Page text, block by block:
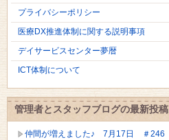
プライバシーポリシー
医療DX推進体制に関する説明事項
デイサービスセンター夢暦
ICT体制について
管理者とスタッフブログの最新投稿
仲間が増えました♪ 7月17日 ＃246